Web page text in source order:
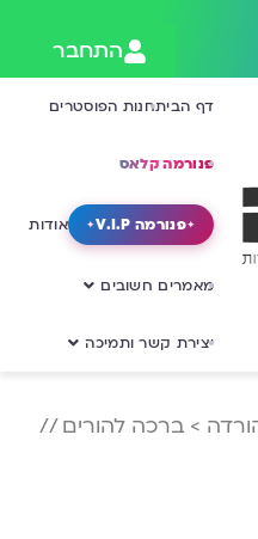
התחבר
דף הביתחנות הפוסטרים
פנורמה קלאס
פנורמה V.I.P אודות
מאמרים חשובים
יצירת קשר ותמיכה
> ברכה להורים //